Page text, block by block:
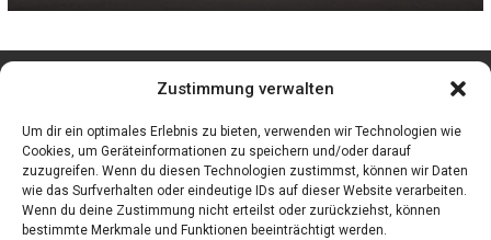
Zustimmung verwalten
Um dir ein optimales Erlebnis zu bieten, verwenden wir Technologien wie
Cookies, um Geräteinformationen zu speichern und/oder darauf
zuzugreifen. Wenn du diesen Technologien zustimmst, können wir Daten
wie das Surfverhalten oder eindeutige IDs auf dieser Website verarbeiten.
Wenn du deine Zustimmung nicht erteilst oder zurückziehst, können
bestimmte Merkmale und Funktionen beeinträchtigt werden.
facebook instagram
Spiele Zitate Kontakt Datenschutz Impressum